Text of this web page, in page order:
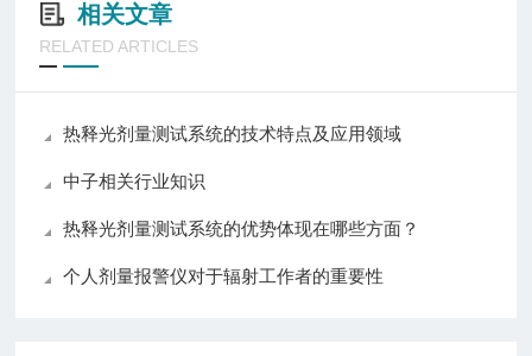
相关文章
RELATED ARTICLES
热释光剂量测试系统的技术特点及应用领域
中子相关行业知识
热释光剂量测试系统的优势体现在哪些方面？
个人剂量报警仪对于辐射工作者的重要性